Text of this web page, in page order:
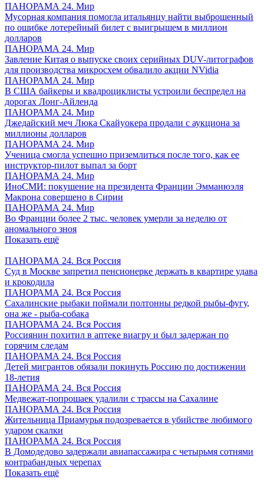
ПАНОРАМА 24. Мир
Мусорная компания помогла итальянцу найти выброшенный
по ошибке лотерейный билет с выигрышем в миллион
долларов
ПАНОРАМА 24. Мир
Завление Китая о выпуске своих серийных DUV-литографов
для производства микросхем обвалило акции NVidia
ПАНОРАМА 24. Мир
В США байкеры и квадроциклисты устроили беспредел на
дорогах Лонг-Айленда
ПАНОРАМА 24. Мир
Джедайский меч Люка Скайуокера продали с аукциона за
миллионы долларов
ПАНОРАМА 24. Мир
Ученица смогла успешно приземлиться после того, как ее
инструктор-пилот выпал за борт
ПАНОРАМА 24. Мир
ИноСМИ: покушение на президента Франции Эмманюэля
Макрона совершено в Сирии
ПАНОРАМА 24. Мир
Во Франции более 2 тыс. человек умерли за неделю от
аномального зноя
Показать ещё
ПАНОРАМА 24. Вся Россия
Суд в Москве запретил пенсионерке держать в квартире удава
и крокодила
ПАНОРАМА 24. Вся Россия
Сахалинские рыбаки поймали полтонны редкой рыбы-фугу,
она же - рыба-собака
ПАНОРАМА 24. Вся Россия
Россиянин похитил в аптеке виагру и был задержан по
горячим следам
ПАНОРАМА 24. Вся Россия
Детей мигрантов обязали покинуть Россию по достижении
18-летия
ПАНОРАМА 24. Вся Россия
Медвежат-попрошаек удалили с трассы на Сахалине
ПАНОРАМА 24. Вся Россия
Жительница Приамурья подозревается в убийстве любимого
ударом скалки
ПАНОРАМА 24. Вся Россия
В Домодедово задержали авиапассажира с четырьмя сотнями
контрабандных черепах
Показать ещё